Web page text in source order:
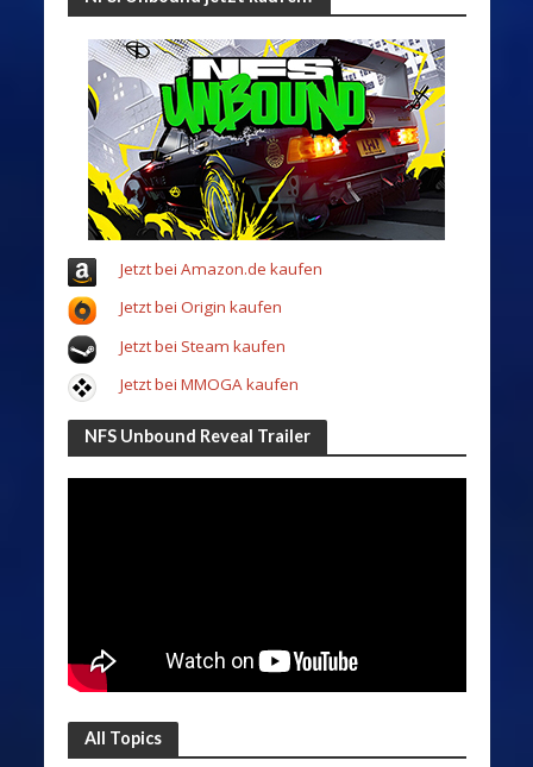
Jetzt bei Amazon.de kaufen
Jetzt bei Origin kaufen
Jetzt bei Steam kaufen
Jetzt bei MMOGA kaufen
NFS Unbound Reveal Trailer
All Topics